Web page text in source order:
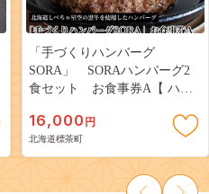
「手づくりハンバーグ
SORA」 SORAハンバーグ2
食セット お食事券A【 ハン
食事券 標茶町 北海道 】
016641_AB001
16,000 円
北海道標茶町